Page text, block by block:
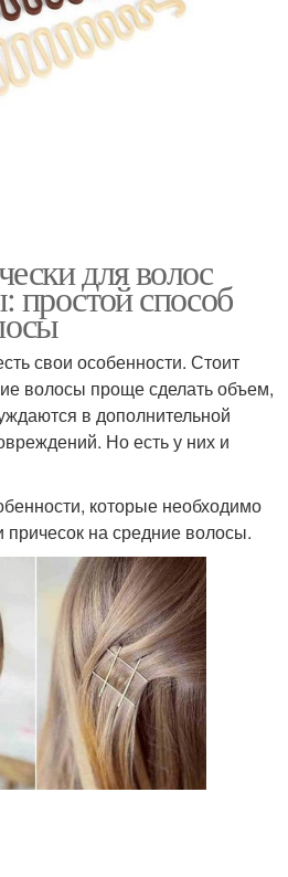
для волос
простой способ
свои особенности. Стоит
волосы проще сделать объем,
в дополнительной
Но есть у них и
которые необходимо
причесок на средние волосы.